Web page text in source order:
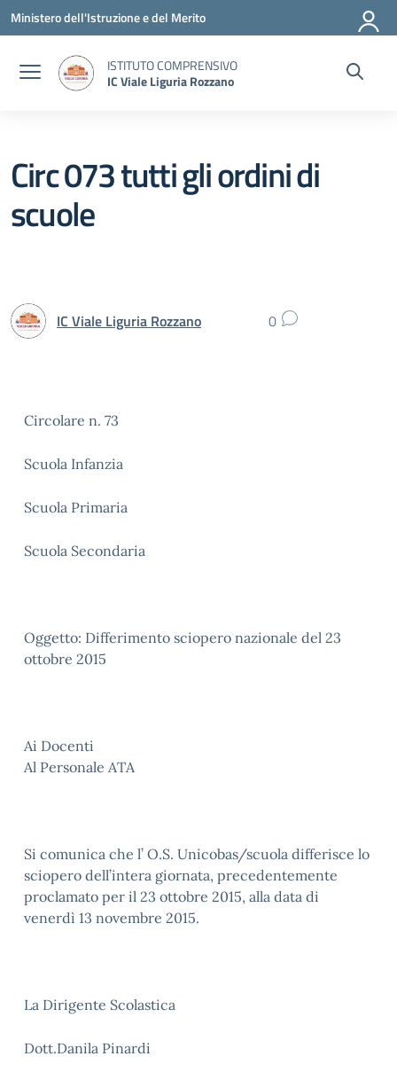
Vai ai contenuti
Vai al menu di navigazione
Vai al footer
Ministero dell'Istruzione e del Merito
ISTITUTO COMPRENSIVO
IC Viale Liguria Rozzano
Circ 073 tutti gli ordini di
scuole
IC Viale Liguria Rozzano 0
Circolare n. 73
Scuola Infanzia
Scuola Primaria
Scuola Secondaria
Oggetto: Differimento sciopero nazionale del 23
ottobre 2015
Ai Docenti
Al Personale ATA
Si comunica che l’ O.S. Unicobas/scuola differisce lo
sciopero dell’intera giornata, precedentemente
proclamato per il 23 ottobre 2015, alla data di
venerdì 13 novembre 2015.
La Dirigente Scolastica
Dott.Danila Pinardi